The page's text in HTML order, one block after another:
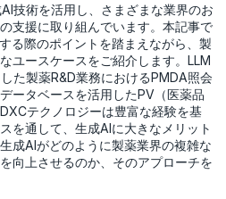
技術を活用し、さまざまな業界のお
支援に取り組んでいます。本記事で
る際のポイントを踏まえながら、製
ユースケースをご紹介します。LLM
た製薬R&D業務におけるPMDA照会
ータベースを活用したPV（医薬品
テクノロジーは豊富な経験を基
を通して、生成AIに大きなメリット
成AIがどのように製薬業界の複雑な
向上させるのか、そのアプローチを